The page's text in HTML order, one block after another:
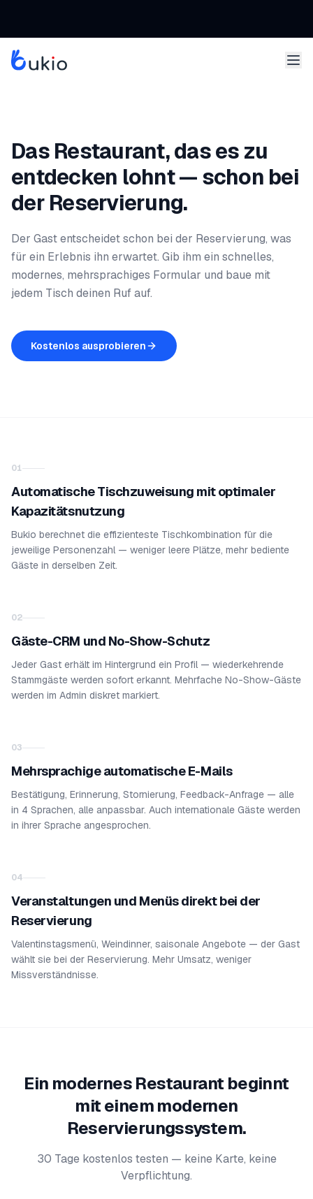
Das Restaurant, das es zu
entdecken lohnt — schon bei
der Reservierung.
Der Gast entscheidet schon bei der Reservierung, was
für ein Erlebnis ihn erwartet. Gib ihm ein schnelles,
modernes, mehrsprachiges Formular und baue mit
jedem Tisch deinen Ruf auf.
Kostenlos ausprobieren
01
Automatische Tischzuweisung mit optimaler
Kapazitätsnutzung
Bukio berechnet die effizienteste Tischkombination für die
jeweilige Personenzahl — weniger leere Plätze, mehr bediente
Gäste in derselben Zeit.
02
Gäste-CRM und No-Show-Schutz
Jeder Gast erhält im Hintergrund ein Profil — wiederkehrende
Stammgäste werden sofort erkannt. Mehrfache No-Show-Gäste
werden im Admin diskret markiert.
03
Mehrsprachige automatische E-Mails
Bestätigung, Erinnerung, Stornierung, Feedback-Anfrage — alle
in 4 Sprachen, alle anpassbar. Auch internationale Gäste werden
in ihrer Sprache angesprochen.
04
Veranstaltungen und Menüs direkt bei der
Reservierung
Valentinstagsmenü, Weindinner, saisonale Angebote — der Gast
wählt sie bei der Reservierung. Mehr Umsatz, weniger
Missverständnisse.
Ein modernes Restaurant beginnt
mit einem modernen
Reservierungssystem.
30 Tage kostenlos testen — keine Karte, keine
Verpflichtung.